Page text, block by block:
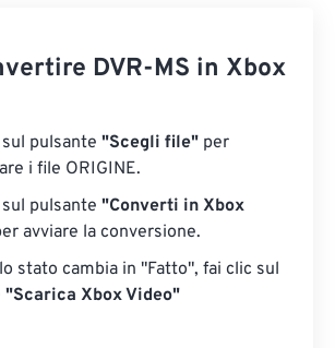
DVR-MS in Xbox
pulsante "Scegli file" per
i file ORIGINE.
pulsante "Converti in Xbox
avviare la conversione.
stato cambia in "Fatto", fai clic sul
"Scarica Xbox Video"